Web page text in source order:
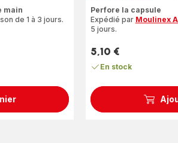
main
de 1 à 3 jours.
Perfore la capsule
Expédié par Moulinex
5 jours.
Prix
5,10 €
En stock